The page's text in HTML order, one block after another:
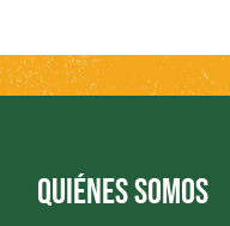
QUIÉNES SOMOS